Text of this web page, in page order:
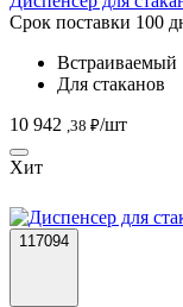
Срок поставки 100
Встраиваемый
Для стаканов
10 942 ,38 ₽/шт
Хит
117094